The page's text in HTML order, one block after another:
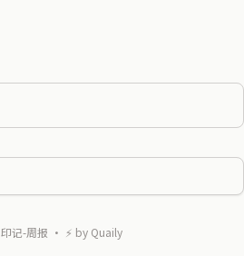
印记-周报 ・ ⚡ by Quaily